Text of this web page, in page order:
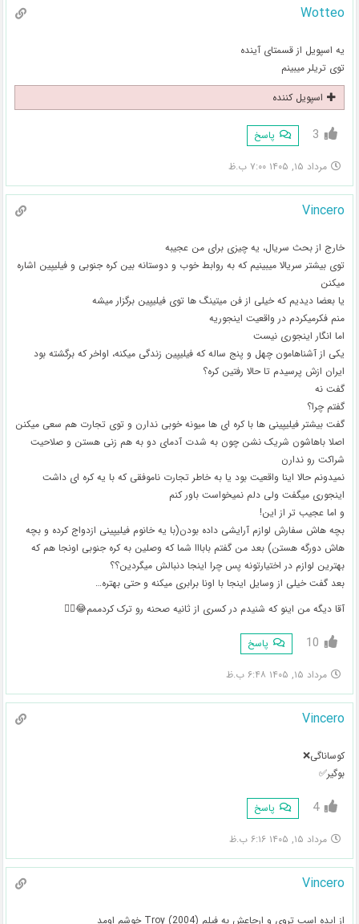
Wotteo
یه اسپویل از قسمتای آینده
توی تریلر میبینم
اسپویل کننده
3 پاسخ
مرداد ۱۵, ۱۴۰۵ ۷:۰۰ ب.ظ
Vincero
خارج از بحث سریال، یه چیزی برای من عجیبه
توی بیشتر سریالا میبینیم که به روابط خوب و دوستانه بین کره جنوبی و فیلیپین اشاره
میکنن
یا بعضا دیدیم که خیلی از فن میتینگ ها توی فیلیپین برگزار میشه
منم فکرمیکردم در واقعیت اینجوریه
اما انگار اینجوری نیست
یکی از آشناهامون چهل و پنج ساله که فیلیپین زندگی میکنه، اواخر که برگشته بود
ایران ازش پرسیدم تا حالا رفتین کره؟
گفت نه
گفتم چرا؟
گفت بیشتر فیلیپینی ها با کره ای ها میونه خوبی ندارن و توی تجارت هم سعی میکنن
اصلا باهاشون شریک نشن چون به شدت آدمای دو به هم زنی هستن و صلاحیت
شراکت رو ندارن
نمیدونم حالا اینا واقعیت بود یا به خاطر تجارت ناموفقی که با یه کره ای داشت
اینجوری میگفت ولی دلم نمیخواست باور کنم
و اما عجیب تر از این!
بچه هاش سفارش لوازم آرایشی داده بودن(با یه خانوم فیلیپینی ازدواج کرده و بچه
هاش دورگه هستن) بعد من گفتم بابااا شما که وصلین به کره جنوبی اونجا هم که
بهترین لوازم در اختیارتونه پس چرا اینجا دنبالش میگردین؟؟
بعد گفت خیلی از وسایل اینجا با اونا برابری میکنه و حتی بهتره…
آقا دیگه من اینو که شنیدم در کسری از ثانیه صحنه رو ترک کردممم😂🏃‍♀️
10 پاسخ
مرداد ۱۵, ۱۴۰۵ ۶:۴۸ ب.ظ
Vincero
کوساناگی❌
بوگیر✅
4 پاسخ
مرداد ۱۵, ۱۴۰۵ ۶:۱۶ ب.ظ
Vincero
از ایده اسب تروی و ارجاعش به فیلم Troy (2004) خوشم اومد